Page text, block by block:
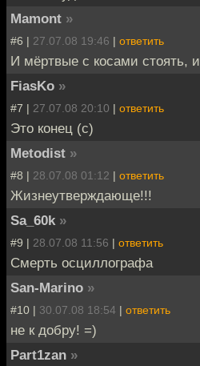
Mamont »
#6 | 27.07.08 19:46 | ответить
И мёртвые с косами стоять,
FiasKo »
#7 | 27.07.08 20:10 | ответить
Это конец (с)
Metodist »
#8 | 28.07.08 01:12 | ответить
Жизнеутверждающе!!!
Sa_60k »
#9 | 28.07.08 11:56 | ответить
Смерть осциллографа
San-Marino »
#10 | 30.07.08 18:54 | ответить
не к добру! =)
Part1zan »